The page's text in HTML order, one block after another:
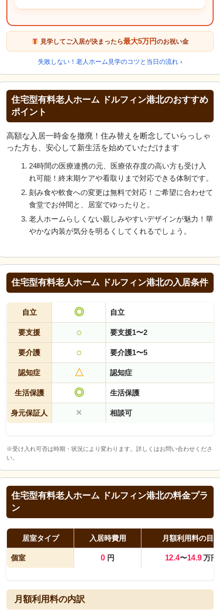
見学してご入居が決まったら最大5万円のお祝い金
失敗しない！老人ホーム見学のコツと当日の流れ ›
住宅型有料老人ホーム ドルフィン港北のおすすめ
ポイント
高額な入居一時金を撤廃！住み替えを断念していらっしゃ
った方も、安心して新生活を始めていただけます
24時間の医療連携の元、医療依存度の高い方も受け入
れ可能！終末期ケアや看取りまで対応できる体制です。
刻み食や軟食への変更は無料で対応！ご希望に合わせて
食堂でお仲間と、居室でゆったりと。
老人ホームらしくない親しみやすいデザインが魅力！華
やかな内装が気分を明るくしてくれるでしょう。
住宅型有料老人ホーム ドルフィン港北の入居条件
自立 ◎ 自立
要支援 ○ 要支援1〜2
要介護 ○ 要介護1〜5
認知症 △ 認知症
生活保護 ◎ 生活保護
身元保証人 × 相談可
※受け入れ可否は時期・状況により変わります。詳しくはお問い合わせくださ
い。
住宅型有料老人ホーム ドルフィン港北の料金プラ
ン
居室タイプ 入居時費用 月額利用料の目
個室 0円 12.4〜14.9万円
月額利用料の内訳